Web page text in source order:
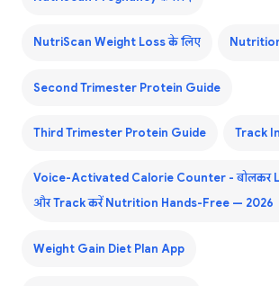
NutriScan Weight Loss के लिए
Second Trimester Protein Guide
Third Trimester Protein Guide Track
Voice-Activated Calorie Counter - बोलकर
और Track करें Nutrition Hands-Free — 2026
Weight Gain Diet Plan App